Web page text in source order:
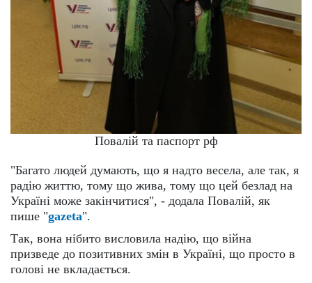
Повалій та паспорт рф
"Багато людей думають, що я надто весела, але так, я
радію життю, тому що жива, тому що цей безлад на
Україні може закінчитися", - додала Повалій, як
пише "gazeta".
Так, вона нібито висловила надію, що війна
призведе до позитивних змін в Україні, що просто в
голові не вкладається.